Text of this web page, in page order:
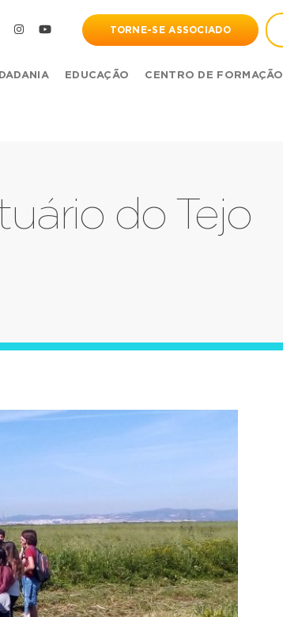
TORNE-SE ASSOCIADO
EDUCAÇÃO CENTRO DE FORMAÇÃO
do Tejo